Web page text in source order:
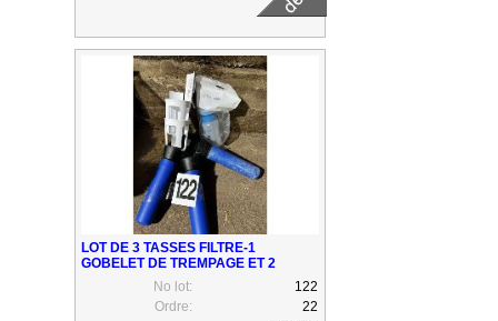
LOT DE 3 TASSES FILTRE-1
GOBELET DE TREMPAGE ET 2
SUPPORT EN PLASTIQUE POUR
No lot:
122
Ordre:
22